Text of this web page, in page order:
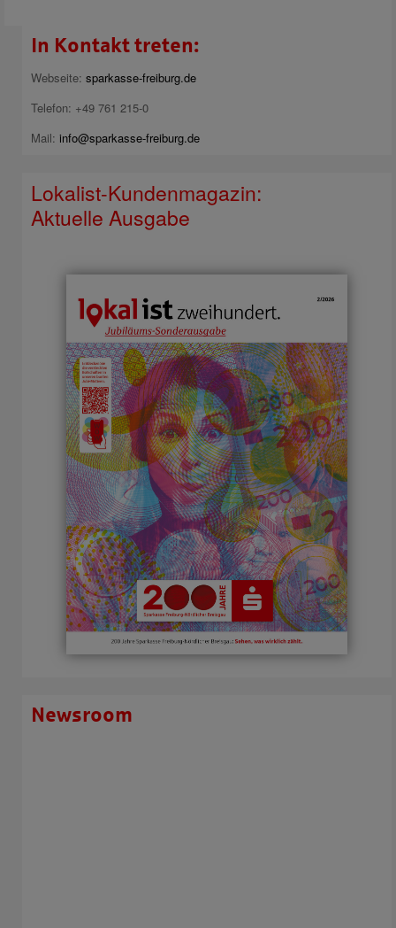
In Kontakt treten:
Webseite: sparkasse-freiburg.de
Telefon: +49 761 215-0
Mail: info@sparkasse-freiburg.de
Lokalist-Kundenmagazin:
Aktuelle Ausgabe
Newsroom